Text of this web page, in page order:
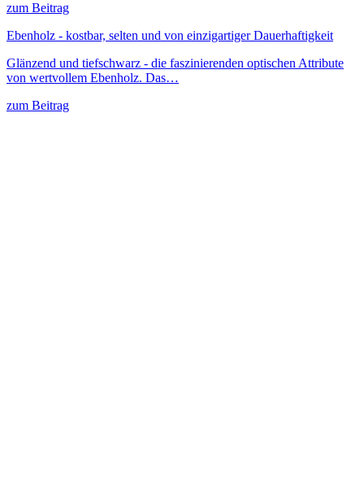
zum Beitrag
Ebenholz - kostbar, selten und von einzigartiger Dauerhaftigkeit
Glänzend und tiefschwarz - die faszinierenden optischen Attribute
von wertvollem Ebenholz. Das…
zum Beitrag